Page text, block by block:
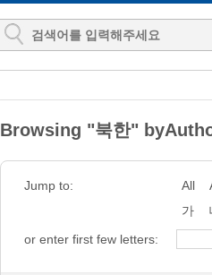
Browsing "북한"
Jump to: All
가
or enter first few letters: